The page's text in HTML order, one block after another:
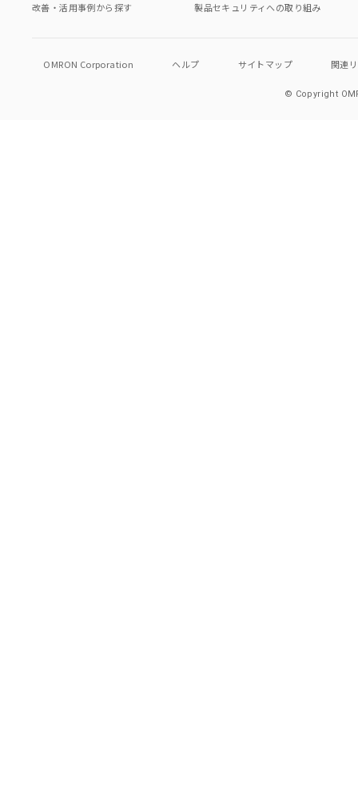
改善・活用事例から探す
製品セキュリティへの取り組み
OMRON Corporation ヘルプ サイトマップ 関連
© Copyright